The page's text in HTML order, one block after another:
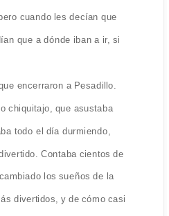
cuando les decían que
que a dónde iban a ir, si
encerraron a Pesadillo.
chiquitajo, que asustaba
todo el día durmiendo,
Contaba cientos de
los sueños de la
divertidos, y de cómo casi